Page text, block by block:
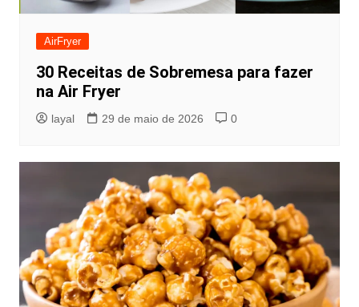
AirFryer
30 Receitas de Sobremesa para fazer
na Air Fryer
layal 29 de maio de 2026 0